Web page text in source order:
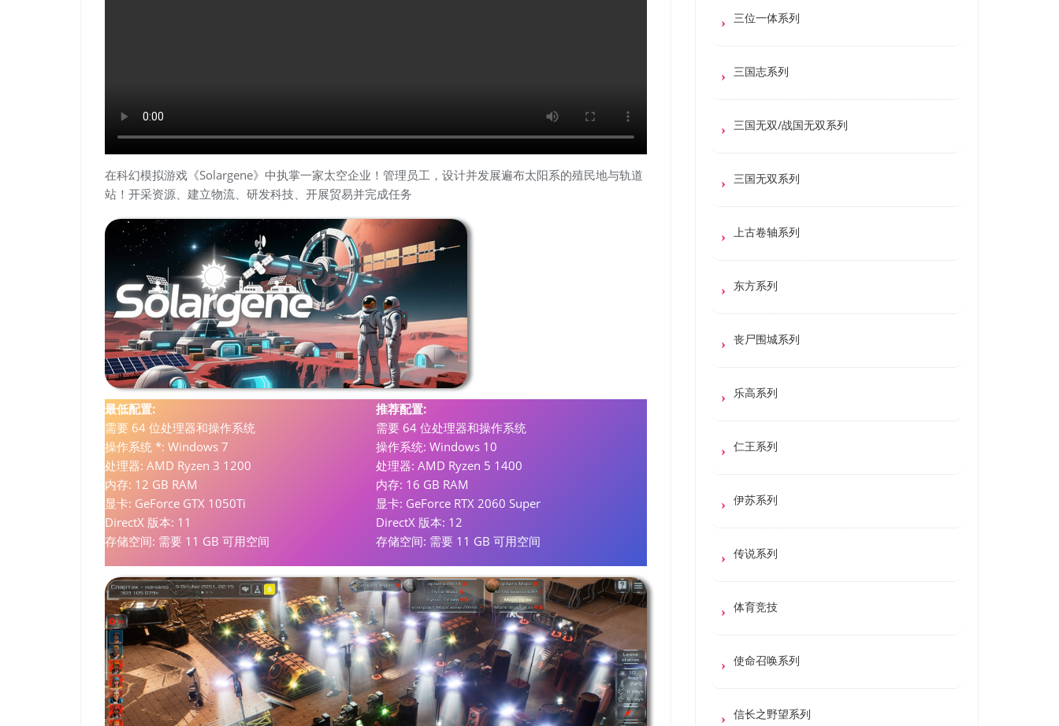
在科幻模拟游戏《Solargene》中执掌一家太空企业！管理员工，设计并发展遍布太阳系的殖民地与轨道
站！开采资源、建立物流、研发科技、开展贸易并完成任务
最低配置:
需要 64 位处理器和操作系统
操作系统 *: Windows 7
处理器: AMD Ryzen 3 1200
内存: 12 GB RAM
显卡: GeForce GTX 1050Ti
DirectX 版本: 11
存储空间: 需要 11 GB 可用空间
推荐配置:
需要 64 位处理器和操作系统
操作系统: Windows 10
处理器: AMD Ryzen 5 1400
内存: 16 GB RAM
显卡: GeForce RTX 2060 Super
DirectX 版本: 12
存储空间: 需要 11 GB 可用空间
三位一体系列
三国志系列
三国无双/战国无双系列
三国无双系列
上古卷轴系列
东方系列
丧尸围城系列
乐高系列
仁王系列
伊苏系列
传说系列
体育竞技
使命召唤系列
信长之野望系列